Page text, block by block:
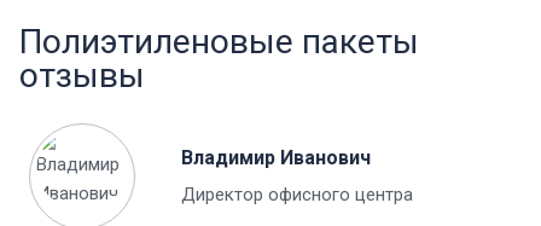
Полиэтиленовые пакеты
отзывы
Владимир Иванович
Директор офисного центра